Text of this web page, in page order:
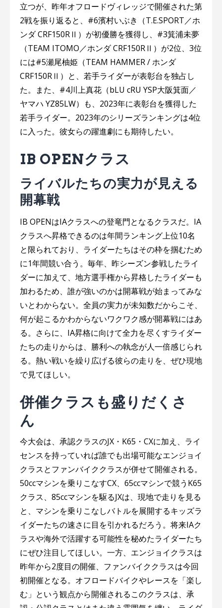
立つが、昨年オフロードヴィレッジで開催された第
2戦を振り返ると、#6濱村いぶき（T.E.SPORT／ホ
ンダ CRF150RⅡ）が初優勝を獲得し、#3箕浦未夢
（TEAM ITOMO／ホンダ CRF150RⅡ）が2位、3位
には#5瀬尾柚姫（TEAM HAMMER / ホンダ
CRF150RⅡ）と、若手ライダーが表彰台を独占し
た。また、#4川上真花（bLU cRU YSP⼤阪箕⾯／
ヤマハ YZ85LW）も、2023年に表彰台を獲得した
若手ライダー。2023年のシリーズランキングは4位
に入った。彼女らの躍進劇にも期待したい。
IB OPENクラス
ライバルたちの実力が見える
開幕戦
IB OPENはIAクラスへの登竜門となるクラスだ。IA
クラスへ昇格できるのは年間ランキング上位10名
と限られており、ライダーたちはその枠を掴むため
に1年間競い合う。毎年、昨シーズン参戦したライ
ダーに加えて、地方選手権から昇格したライダーも
加わるため、誰が強いのかは開幕戦が始まってみな
いとわからない。全員の実力が未知数だからこそ、
何が起こるかわからないワクワク感が開幕戦にはあ
る。さらに、IA昇格に向けて全力を尽くすライダー
たちの走りからは、勝利への執念が人一倍感じられ
る。熱い戦いを繰り広げる彼らの走りを、ぜひ現地
で見てほしい。
併催クラスも盛りだくさ
ん
今大会は、承認クラスのJX・K65・CXに加え、ライ
センスを持っていれば誰でも出場可能なエンジョイ
クラスとファンバイククラスが併せて開催される。
50ccマシンを乗りこなすCX、65ccマシンで競うK65
クラス、85ccマシンを駆るJXは、現地で走りを見る
と、マシンを乗りこなしバトルを展開するキッズラ
イダーたちの速さに目を引かれるだろう。将来IAク
ラスや海外で活躍する可能性を秘めたライダーたち
にぜひ注目してほしい。一方、エンジョイクラスは
昨年から2度目の開催、ファンバイククラスは今回
初開催となる。オフロードバイクやレースを「楽し
む」という観点から開催されるこのクラスは、承